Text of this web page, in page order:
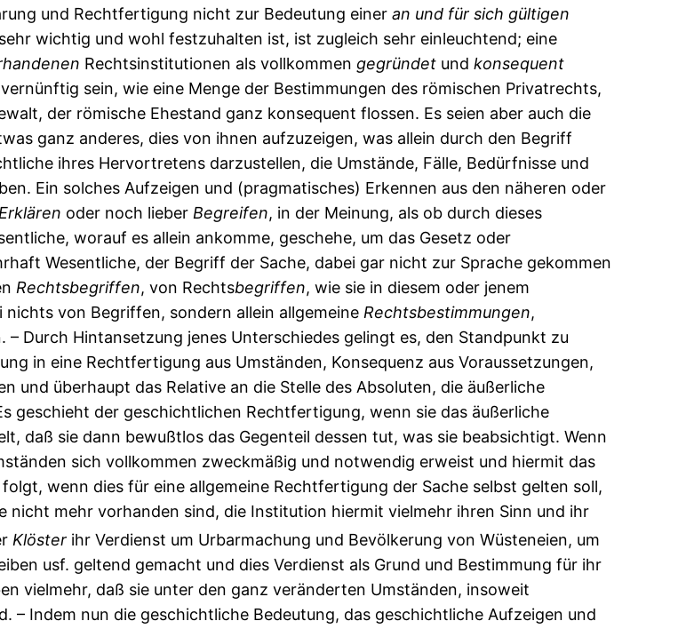
und Rechtfertigung nicht zur Bedeutung einer an und für sich gültigen
wichtig und wohl festzuhalten ist, ist zugleich sehr einleuchtend; eine
Rechtsinstitutionen als vollkommen gegründet und konsequent
sein, wie eine Menge der Bestimmungen des römischen Privatrechts,
der römische Ehestand ganz konsequent flossen. Es seien aber auch die
ganz anderes, dies von ihnen aufzuzeigen, was allein durch den Begriff
ihres Hervortretens darzustellen, die Umstände, Fälle, Bedürfnisse und
Ein solches Aufzeigen und (pragmatisches) Erkennen aus den näheren oder
oder noch lieber Begreifen, in der Meinung, als ob durch dieses
worauf es allein ankomme, geschehe, um das Gesetz oder
Wesentliche, der Begriff der Sache, dabei gar nicht zur Sprache gekommen
Rechtsbegriffen, von Rechtsbegriffen, wie sie in diesem oder jenem
von Begriffen, sondern allein allgemeine Rechtsbestimmungen,
– Durch Hintansetzung jenes Unterschiedes gelingt es, den Standpunkt zu
in eine Rechtfertigung aus Umständen, Konsequenz aus Voraussetzungen,
und überhaupt das Relative an die Stelle des Absoluten, die äußerliche
geschieht der geschichtlichen Rechtfertigung, wenn sie das äußerliche
daß sie dann bewußtlos das Gegenteil dessen tut, was sie beabsichtigt. Wenn
sich vollkommen zweckmäßig und notwendig erweist und hiermit das
wenn dies für eine allgemeine Rechtfertigung der Sache selbst gelten soll,
nicht mehr vorhanden sind, die Institution hiermit vielmehr ihren Sinn und ihr
Klöster ihr Verdienst um Urbarmachung und Bevölkerung von Wüsteneien, um
usf. geltend gemacht und dies Verdienst als Grund und Bestimmung für ihr
vielmehr, daß sie unter den ganz veränderten Umständen, insoweit
Indem nun die geschichtliche Bedeutung, das geschichtliche Aufzeigen und